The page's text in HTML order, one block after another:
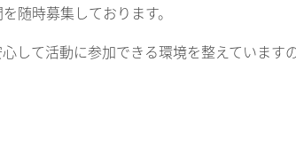
随時募集しております。
して活動に参加できる環境を整えていま